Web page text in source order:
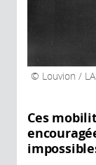
Louvion /
Ces